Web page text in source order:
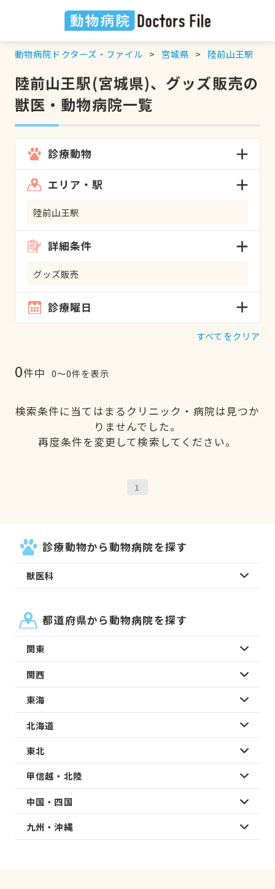
動物病院ドクターズ・ファイル 宮城県 陸前山王駅
陸前山王駅(宮城県)、グッズ販売の
獣医・動物病院一覧
診療動物
エリア・駅
陸前山王駅
詳細条件
グッズ販売
診療曜日
すべてをクリア
0件中 0〜0件を表示
検索条件に当てはまるクリニック・病院は見つか
りませんでした。
再度条件を変更して検索してください。
1
診療動物から動物病院を探す
獣医科
都道府県から動物病院を探す
関東
関西
東海
北海道
東北
甲信越・北陸
中国・四国
九州・沖縄